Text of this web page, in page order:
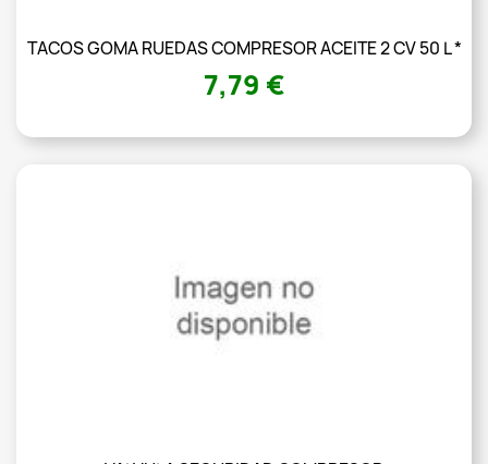
TACOS GOMA RUEDAS COMPRESOR ACEITE 2 CV 50 L *
7,79 €